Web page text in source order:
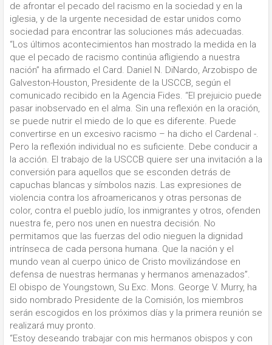
de afrontar el pecado del racismo en la sociedad y en la
iglesia, y de la urgente necesidad de estar unidos como
sociedad para encontrar las soluciones más adecuadas.
“Los últimos acontecimientos han mostrado la medida en la
que el pecado de racismo continúa afligiendo a nuestra
nación” ha afirmado el Card. Daniel N. DiNardo, Arzobispo de
Galveston-Houston, Presidente de la USCCB, según el
comunicado recibido en la Agencia Fides. “El prejuicio puede
pasar inobservado en el alma. Sin una reflexión en la oración,
se puede nutrir el miedo de lo que es diferente. Puede
convertirse en un excesivo racismo – ha dicho el Cardenal -.
Pero la reflexión individual no es suficiente. Debe conducir a
la acción. El trabajo de la USCCB quiere ser una invitación a la
conversión para aquellos que se esconden detrás de
capuchas blancas y símbolos nazis. Las expresiones de
violencia contra los afroamericanos y otras personas de
color, contra el pueblo judío, los inmigrantes y otros, ofenden
nuestra fe, pero nos unen en nuestra decisión. No
permitamos que las fuerzas del odio nieguen la dignidad
intrínseca de cada persona humana. Que la nación y el
mundo vean al cuerpo único de Cristo movilizándose en
defensa de nuestras hermanas y hermanos amenazados”.
El obispo de Youngstown, Su Exc. Mons. George V. Murry, ha
sido nombrado Presidente de la Comisión, los miembros
serán escogidos en los próximos días y la primera reunión se
realizará muy pronto.
“Estoy deseando trabajar con mis hermanos obispos y con